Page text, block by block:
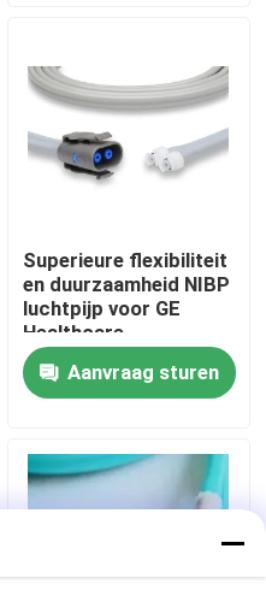
sensor
Superieure flexibiliteit
en duurzaamheid NIBP
luchtpijp voor GE
Healthcare
Aanvraag sturen